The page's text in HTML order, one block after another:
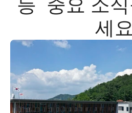
등  중요 소
세